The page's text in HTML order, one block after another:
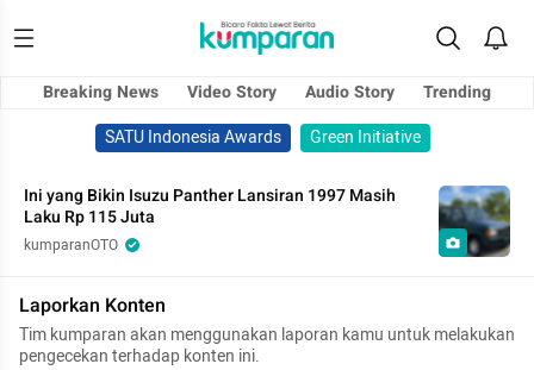
Breaking News Video Story Audio Story
Trending
SATU Indonesia Awards
Green Initiative
Ini yang Bikin Isuzu Panther Lansiran 1997 Masih
Laku Rp 115 Juta
kumparanOTO
Laporkan Konten
Tim kumparan akan menggunakan laporan kamu untuk melakukan
pengecekan terhadap konten ini.